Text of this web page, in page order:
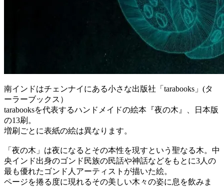
南インドはチェンナイにある小さな出版社「tarabooks」(タ
ーラーブックス）
tarabooksを代表するハンドメイドの絵本『夜の木』、日本版
の13刷。
増刷ごとに表紙の絵は異なります。
「夜の木」は夜になるとその本性を現すという聖なる木。中
央インド出身のゴンド民族の民話や神話などをもとに3人の
最も優れたゴンド人アーティストが描いた絵。
ページを捲る度に現れるその美しい木々の姿に息を飲みま